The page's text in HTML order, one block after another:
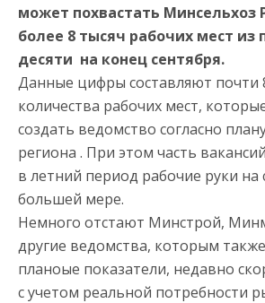
может похвастать
более 8 тысяч рабочих мест из
десяти на конец сентября.
Данные цифры составляют почти
количества рабочих мест,
создать ведомство согласно
региона . При этом часть
в летний период рабочие руки на
большей мере.
Немного отстают Минстрой,
другие ведомства, которым
планоые показатели, недавно
с учетом реальной потребности